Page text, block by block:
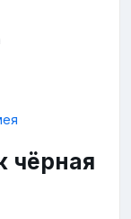
чёрная